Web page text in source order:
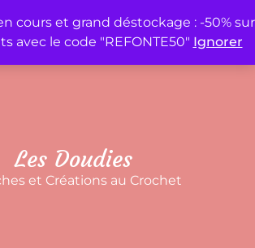
cours et grand déstockage : -50% sur
avec le code "REFONTE50" Ignorer
Les Doudies
et Créations au Crochet